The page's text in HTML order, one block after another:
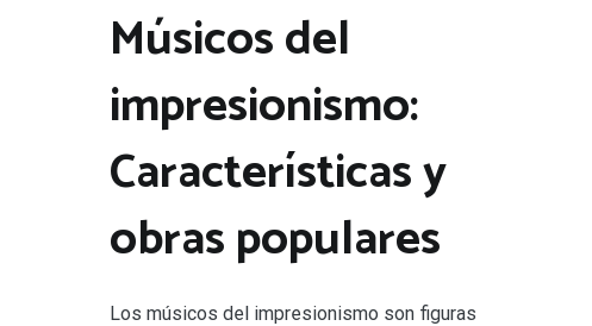
Músicos del
impresionismo:
Características y
obras populares
Los músicos del impresionismo son figuras